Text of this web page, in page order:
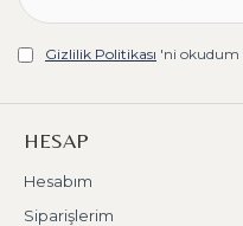
Gizlilik Politikası 'ni okudum
HESAP
Hesabım
Siparişlerim